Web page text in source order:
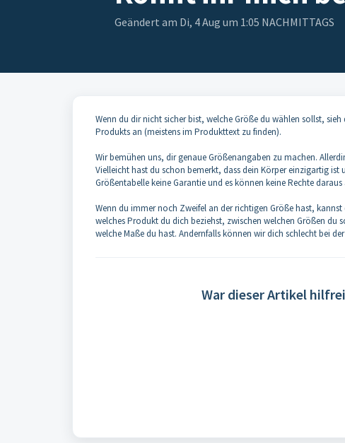
Geändert am Di, 4 Aug um 1:05 NACHMITTAGS
Wenn du dir nicht sicher bist, welche Größe du wählen sollst,
Produkts an (meistens im Produkttext zu finden).
Wir bemühen uns, dir genaue Größenangaben zu machen.
Vielleicht hast du schon bemerkt, dass dein Körper einzigartig ist
Größentabelle keine Garantie und es können keine Rechte
Wenn du immer noch Zweifel an der richtigen Größe hast, kannst
welches Produkt du dich beziehst, zwischen welchen Größen du
welche Maße du hast. Andernfalls können wir dich schlecht bei
War dieser Artikel